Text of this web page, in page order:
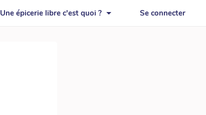
Une épicerie libre c'est quoi ? Se connecter